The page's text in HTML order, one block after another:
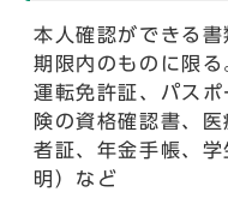
本人確認ができる
期限内のものに限
運転免許証、パス
険の資格確認書、
者証、年金手帳、
明）など